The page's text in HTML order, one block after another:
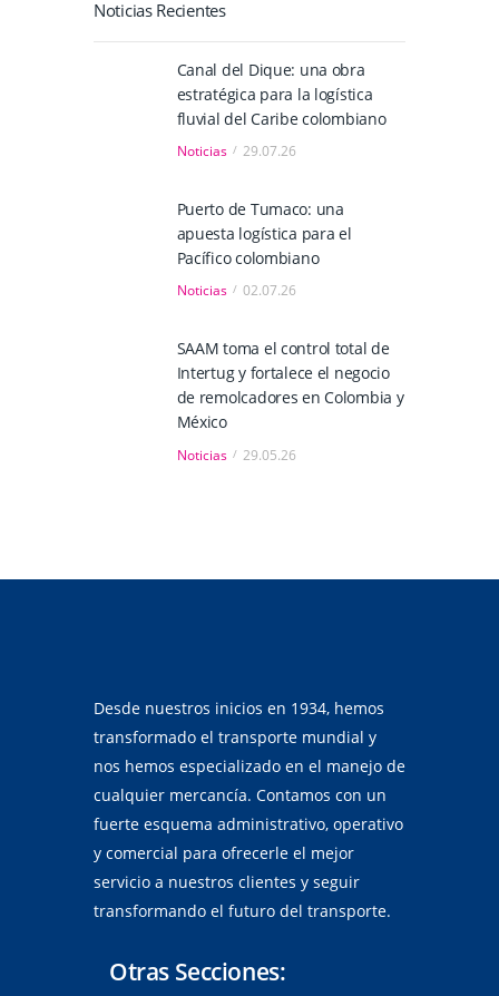
Noticias Recientes
Canal del Dique: una obra
estratégica para la logística
fluvial del Caribe colombiano
Noticias 29.07.26
Puerto de Tumaco: una
apuesta logística para el
Pacífico colombiano
Noticias 02.07.26
SAAM toma el control total de
Intertug y fortalece el negocio
de remolcadores en Colombia y
México
Noticias 29.05.26
Desde nuestros inicios en 1934, hemos
transformado el transporte mundial y
nos hemos especializado en el manejo de
cualquier mercancía. Contamos con un
fuerte esquema administrativo, operativo
y comercial para ofrecerle el mejor
servicio a nuestros clientes y seguir
transformando el futuro del transporte.
Otras Secciones: